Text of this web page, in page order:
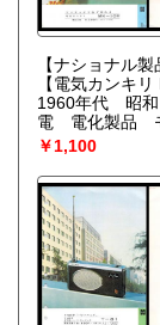
【ナショナル製
【電気カンキリ
1960年代 昭
電 電化製品
ン
￥1,100